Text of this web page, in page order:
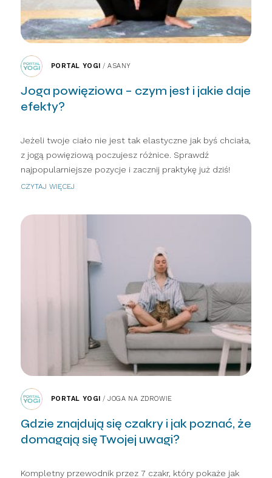
PORTAL YOGI /ASANY
Joga powięziowa – czym jest i jakie daje
efekty?
Jeżeli twoje ciało nie jest tak elastyczne jak byś chciała,
z jogą powięziową poczujesz różnice. Sprawdź
najpopularniejsze pozycje i zacznij praktykę już dziś!
CZYTAJ WIĘCEJ
PORTAL YOGI /JOGA NA ZDROWIE
Gdzie znajdują się czakry i jak poznać, że
domagają się Twojej uwagi?
Kompletny przewodnik przez 7 czakr, który pokaże jak